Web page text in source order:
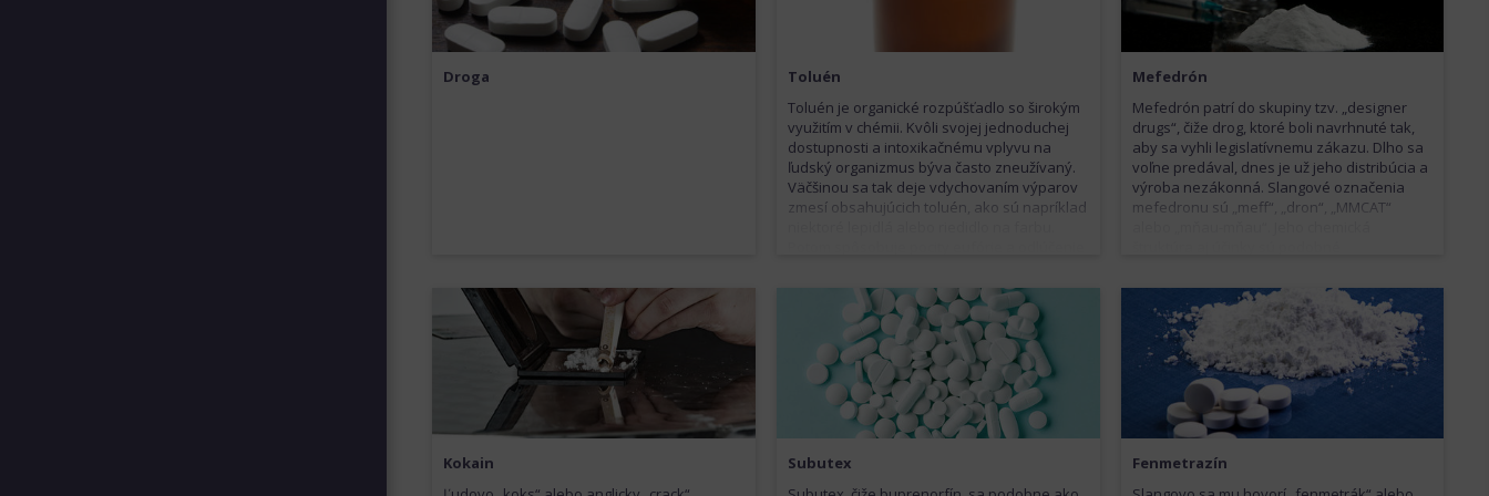
Droga
Toluén
Toluén je organické rozpúšťadlo so širokým
využitím v chémii. Kvôli svojej jednoduchej
dostupnosti a intoxikačnému vplyvu na
ľudský organizmus býva často zneužívaný.
Väčšinou sa tak deje vdychovaním výparov
zmesí obsahujúcich toluén, ako sú napríklad
únavy, bolesti hlavy, psychotické stavy,
závraty, bezvedomie a niekedy až smrť.
Dlhodobé užívanie vedie k zmenám v
nervovom systéme a je pre organizmus
veľmi škodlivé.
Mefedrón
Mefedrón patrí do skupiny tzv. „designer
drugs“, čiže drog, ktoré boli navrhnuté tak,
aby sa vyhli legislatívnemu zákazu. Dlho sa
voľne predával, dnes je už jeho distribúcia a
výroba nezákonná. Slangové označenia
mefedronu sú „meff“, „dron“, „MMCAT“
fyzickej aj psychickej nabudenosti, eufórie,
spoločenskosti. Rovnako smrteľné ako pri
pervitíne však môžu byť aj jeho vedľajšie
príznaky. Najčastejšie sa vyskytuje vo forme
prášku užívaného ústami alebo šnupaním.
Niekedy sa aplikuje aj vnútrožilovo.
Kokain
Subutex
Fenmetrazín